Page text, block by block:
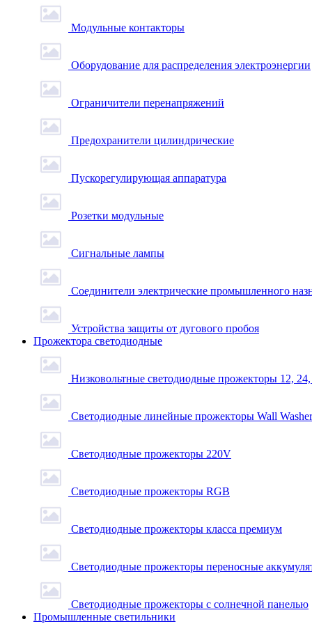
Модульные контакторы
Оборудование для распределения электроэнергии
Ограничители перенапряжений
Предохранители цилиндрические
Пускорегулирующая аппаратура
Розетки модульные
Сигнальные лампы
Соединители электрические промышленного
Устройства защиты от дугового пробоя
Прожектора светодиодные
Низковольтные светодиодные прожекторы 12,
Светодиодные линейные прожекторы Wall Washer
Светодиодные прожекторы 220V
Светодиодные прожекторы RGB
Светодиодные прожекторы класса премиум
Светодиодные прожекторы переносные
Светодиодные прожекторы с солнечной панелью
Промышленные светильники